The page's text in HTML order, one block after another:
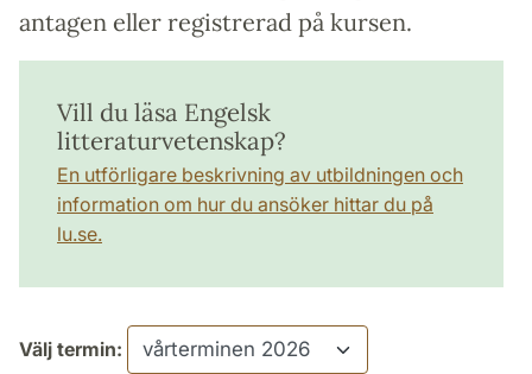
antagen eller registrerad på kursen.
Vill du läsa Engelsk
litteraturvetenskap?
En utförligare beskrivning av utbildningen och
information om hur du ansöker hittar du på
lu.se.
Välj termin: